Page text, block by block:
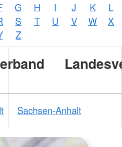
G H I J K
L
S T U V W
X
Z
Sachsen-Anhalt